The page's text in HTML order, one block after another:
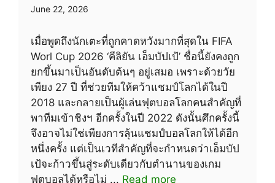
June 22, 2026
เมื่อพูดถึงนักเตะที่ถูกคาดหวังมากที่สุดใน FIFA
Worl Cup 2026 ‘คีลิยัน เอ็มบัปเป้’ ชื่อนี้ยังคงถูก
ยกขึ้นมาเป็นอันดับต้นๆ อยู่เสมอ เพราะด้วยวัย
เพียง 27 ปี ที่ช่วยทีมให้คว้าแชมป์โลกได้ในปี
2018 และกลายเป็นผู้เล่นฟุตบอลโลกคนสำคัญที่
พาทีมเข้าชิงฯ อีกครั้งในปี 2022 ดังนั้นศึกครั้งนี้
จึงอาจไม่ใช่เพียงการลุ้นแชมป์บอลโลกให้ได้อีก
หนึ่งครั้ง แต่เป็นเวทีสำคัญที่จะกำหนดว่าเอ็มบัป
เป้จะก้าวขึ้นสู่ระดับเดียวกับตำนานของเกม
ฟุตบอลได้หรือไม่ ... Read more